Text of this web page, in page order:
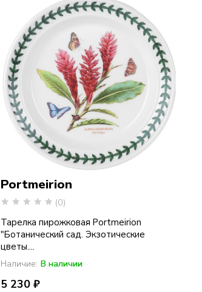
Portmeirion
(0)
Тарелка пирожковая Portmeirion
"Ботанический сад. Экзотические
цветы....
Наличие: В наличии
5 230 ₽